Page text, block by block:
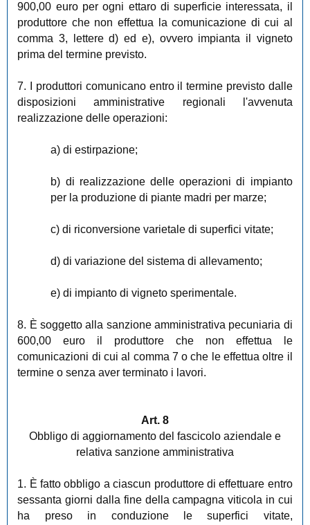
900,00 euro per ogni ettaro di superficie interessata, il
produttore che non effettua la comunicazione di cui al
comma 3, lettere d) ed e), ovvero impianta il vigneto
prima del termine previsto.
7. I produttori comunicano entro il termine previsto dalle
disposizioni amministrative regionali l'avvenuta
realizzazione delle operazioni:
a) di estirpazione;
b) di realizzazione delle operazioni di impianto
per la produzione di piante madri per marze;
c) di riconversione varietale di superfici vitate;
d) di variazione del sistema di allevamento;
e) di impianto di vigneto sperimentale.
8. È soggetto alla sanzione amministrativa pecuniaria di
600,00 euro il produttore che non effettua le
comunicazioni di cui al comma 7 o che le effettua oltre il
termine o senza aver terminato i lavori.
Art. 8
Obbligo di aggiornamento del fascicolo aziendale e
relativa sanzione amministrativa
1. È fatto obbligo a ciascun produttore di effettuare entro
sessanta giorni dalla fine della campagna viticola in cui
ha preso in conduzione le superfici vitate,